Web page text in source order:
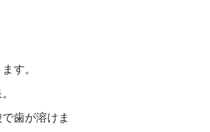
す。
歯が溶けま